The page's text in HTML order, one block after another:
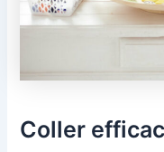
Coller